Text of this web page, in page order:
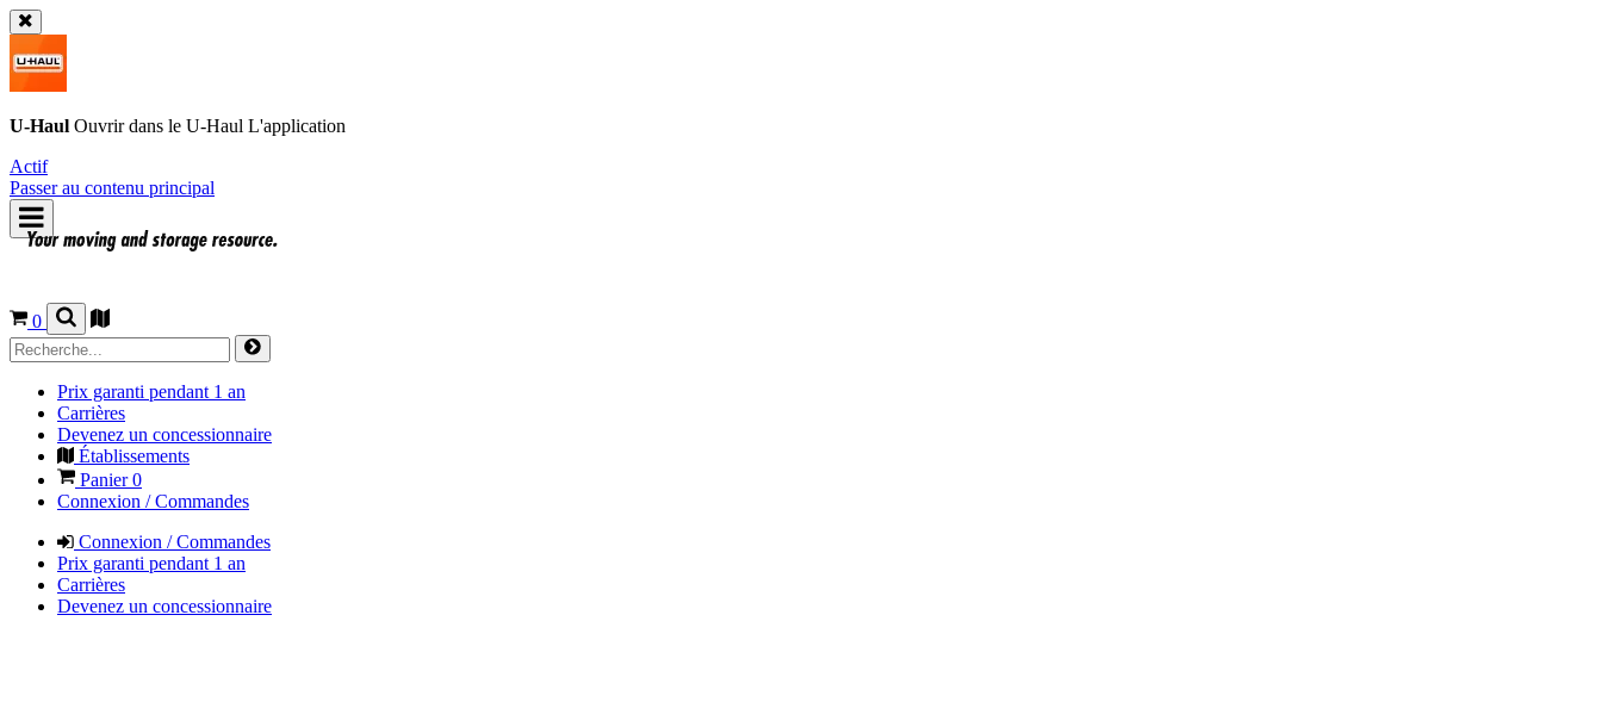
U-Haul Ouvrir dans le U-Haul L'application
Actif
Passer au contenu principal
0
Prix garanti pendant 1 an
Carrières
Devenez un concessionnaire
Établissements
Panier0
Connexion / Commandes
Connexion / Commandes
Prix garanti pendant 1 an
Carrières
Devenez un concessionnaire